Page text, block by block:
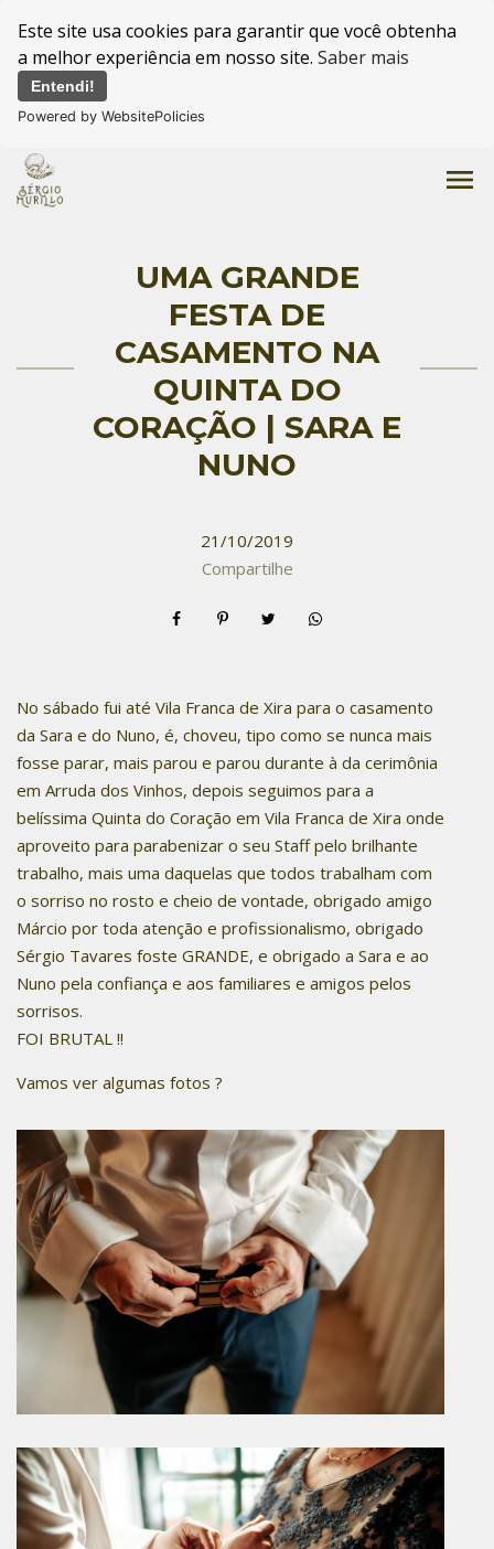
Este site usa cookies para garantir que você obtenha
a melhor experiência em nosso site. Saber mais
Entendi!
Powered by WebsitePolicies
menu
UMA GRANDE
FESTA DE
CASAMENTO NA
QUINTA DO
CORAÇÃO | SARA E
NUNO
21/10/2019
Compartilhe
No sábado fui até Vila Franca de Xira para o casamento
da Sara e do Nuno, é, choveu, tipo como se nunca mais
fosse parar, mais parou e parou durante à da cerimônia
em Arruda dos Vinhos, depois seguimos para a
belíssima Quinta do Coração em Vila Franca de Xira onde
aproveito para parabenizar o seu Staff pelo brilhante
trabalho, mais uma daquelas que todos trabalham com
o sorriso no rosto e cheio de vontade, obrigado amigo
Márcio por toda atenção e profissionalismo, obrigado
Sérgio Tavares foste GRANDE, e obrigado a Sara e ao
Nuno pela confiança e aos familiares e amigos pelos
sorrisos.
FOI BRUTAL !!
Vamos ver algumas fotos ?